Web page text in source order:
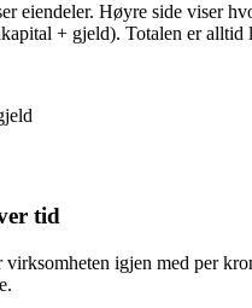
eiendeler. Høyre side viser
+ gjeld). Totalen er alltid
tid
igjen med per